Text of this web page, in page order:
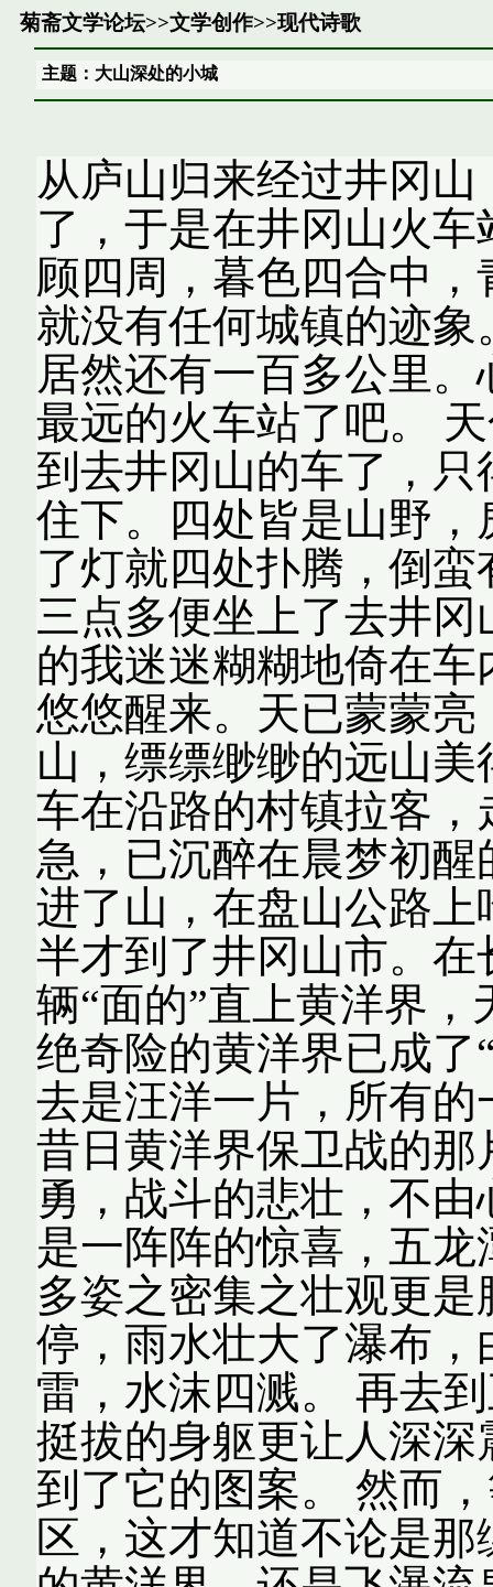
菊斋文学论坛>>文学创作>>现代诗歌
主题：大山深处的小城
从庐山归来经过井冈
了，于是在井冈山火
顾四周，暮色四合中
就没有任何城镇的迹
居然还有一百多公里
最远的火车站了吧。
到去井冈山的车了，
住下。四处皆是山野
了灯就四处扑腾，倒
三点多便坐上了去井
的我迷迷糊糊地倚在
悠悠醒来。天已蒙蒙
山，缥缥缈缈的远山
车在沿路的村镇拉客
急，已沉醉在晨梦初
进了山，在盘山公路
半才到了井冈山市。
辆“面的”直上黄洋界
绝奇险的黄洋界已成了
去是汪洋一片，所有
昔日黄洋界保卫战的
勇，战斗的悲壮，不
是一阵阵的惊喜，五
多姿之密集之壮观更
停，雨水壮大了瀑布
雷，水沫四溅。 再去
挺拔的身躯更让人深
到了它的图案。 然而
区，这才知道不论是